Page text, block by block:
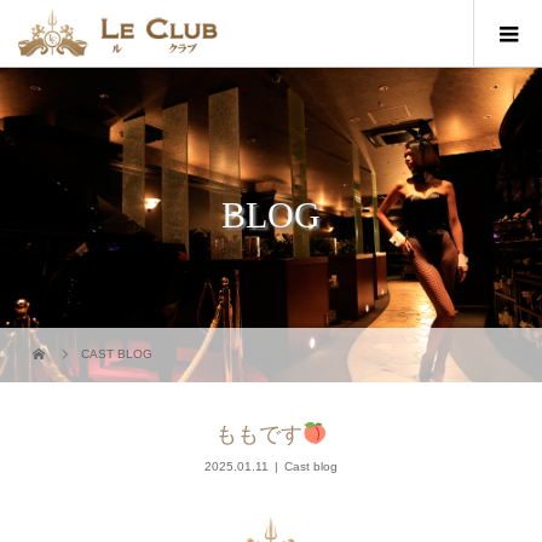
BLOG
CAST BLOG
ももです
2025.01.11 Cast blog